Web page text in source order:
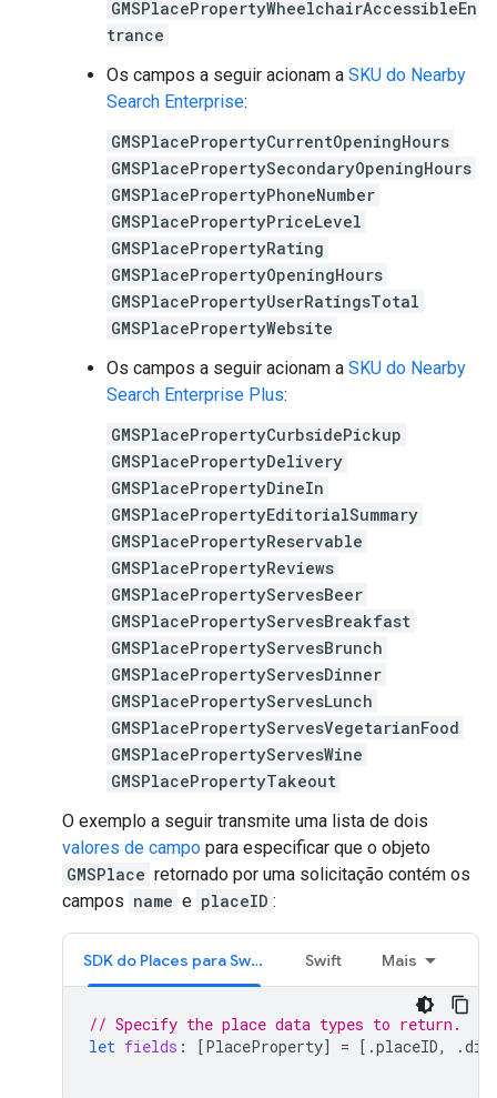
GMSPlacePropertyWheelchairAccessibleEn
trance
Os campos a seguir acionam a SKU do Nearby
Search Enterprise:
GMSPlacePropertyCurrentOpeningHours
GMSPlacePropertySecondaryOpeningHours
GMSPlacePropertyPhoneNumber
GMSPlacePropertyPriceLevel
GMSPlacePropertyRating
GMSPlacePropertyOpeningHours
GMSPlacePropertyUserRatingsTotal
GMSPlacePropertyWebsite
Os campos a seguir acionam a SKU do Nearby
Search Enterprise Plus:
GMSPlacePropertyCurbsidePickup
GMSPlacePropertyDelivery
GMSPlacePropertyDineIn
GMSPlacePropertyEditorialSummary
GMSPlacePropertyReservable
GMSPlacePropertyReviews
GMSPlacePropertyServesBeer
GMSPlacePropertyServesBreakfast
GMSPlacePropertyServesBrunch
GMSPlacePropertyServesDinner
GMSPlacePropertyServesLunch
GMSPlacePropertyServesVegetarianFood
GMSPlacePropertyServesWine
GMSPlacePropertyTakeout
O exemplo a seguir transmite uma lista de dois
valores de campo para especificar que o objeto
GMSPlace retornado por uma solicitação contém os
campos name e placeID :
SDK do Places para Swift Swift Mais
// Specify the place data types to return.
let fields : [PlaceProperty] = [.placeID, .